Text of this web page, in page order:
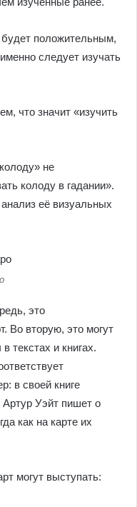
будет положительным,
следует изучать
что значит «изучить
не
колоду в гадании».
её визуальных
это
Во вторую, это могут
текстах и книгах.
в своей книге
Уэйт пишет о
как на карте их
могут выступать: